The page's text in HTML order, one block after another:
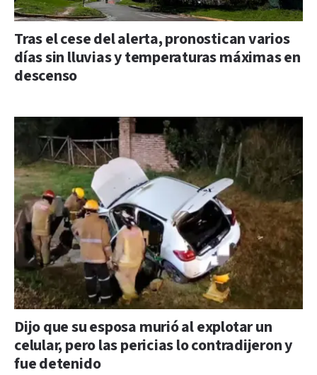
Tras el cese del alerta, pronostican varios
días sin lluvias y temperaturas máximas en
descenso
Dijo que su esposa murió al explotar un
celular, pero las pericias lo contradijeron y
fue detenido